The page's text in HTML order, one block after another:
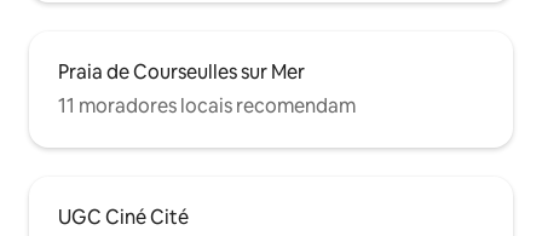
Praia de Courseulles sur Mer
11 moradores locais recomendam
UGC Ciné Cité